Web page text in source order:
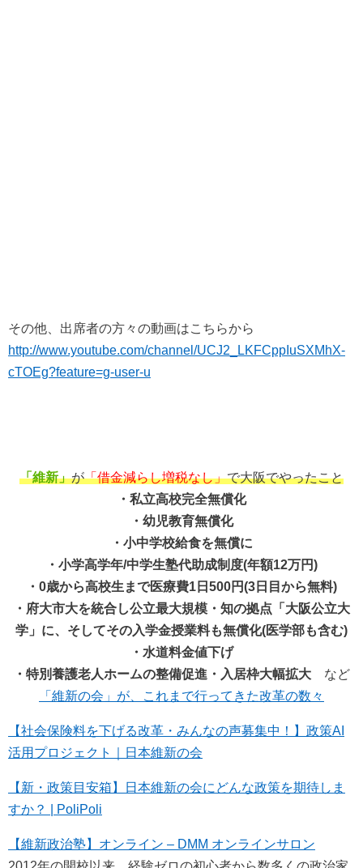
その他、出席者の方々の動画はこちらから
http://www.youtube.com/channel/UCJ2_LKFCppIuSXMhX-
cTOEg?feature=g-user-u
「維新」が「借金減らし増税なし」で大阪でやったこと
・私立高校完全無償化
・幼児教育無償化
・小中学校給食を無償に
・小学高学年/中学生塾代助成制度(年額12万円)
・0歳から高校生まで医療費1日500円(3日目から無料)
・府大市大を統合し公立最大規模・知の拠点「大阪公立大
学」に、そしてその入学金授業料も無償化(医学部も含む)
・水道料金値下げ
・特別養護老人ホームの整備促進・入居枠大幅拡大 など
「維新の会」が、これまで行ってきた改革の数々
【社会保険料を下げる改革・みんなの声募集中！】政策AI
活用プロジェクト｜日本維新の会
【新・政策目安箱】日本維新の会にどんな政策を期待しま
すか？ | PoliPoli
【維新政治塾】オンライン – DMM オンラインサロン